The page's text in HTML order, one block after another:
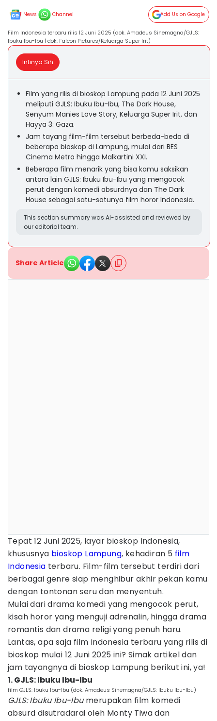
News Channel Add Us on Google
Film Indonesia terbaru rilis 12 Juni 2025 (dok. Amadeus Sinemagna/GJLS:
Ibuku Ibu-Ibu | dok. Falcon Pictures/Keluarga Super Irit)
Intinya Sih
Film yang rilis di bioskop Lampung pada 12 Juni 2025
meliputi GJLS: Ibuku Ibu-Ibu, The Dark House,
Senyum Manies Love Story, Keluarga Super Irit, dan
Hayya 3: Gaza.
Jam tayang film-film tersebut berbeda-beda di
beberapa bioskop di Lampung, mulai dari BES
Cinema Metro hingga Malkartini XXI.
Beberapa film menarik yang bisa kamu saksikan
antara lain GJLS: Ibuku Ibu-Ibu yang mengocok
perut dengan komedi absurdnya dan The Dark
House sebagai satu-satunya film horor Indonesia.
This section summary was AI-assisted and reviewed by
our editorial team.
Share Article
Tepat 12 Juni 2025, layar bioskop Indonesia,
khususnya bioskop Lampung, kehadiran 5 film
Indonesia terbaru. Film-film tersebut terdiri dari
berbagai genre siap menghibur akhir pekan kamu
dengan tontonan seru dan menyentuh.
Mulai dari drama komedi yang mengocok perut,
kisah horor yang menguji adrenalin, hingga drama
romantis dan drama religi yang penuh haru.
Lantas, apa saja film Indonesia terbaru yang rilis di
bioskop mulai 12 Juni 2025 ini? Simak artikel dan
jam tayangnya di bioskop Lampung berikut ini, ya!
1. GJLS: Ibuku Ibu-Ibu
film GJLS: Ibuku Ibu-Ibu (dok. Amadeus Sinemagna/GJLS: Ibuku Ibu-Ibu)
GJLS: Ibuku Ibu-Ibumerupakan film komedi
absurd disutradarai oleh Monty Tiwa dan